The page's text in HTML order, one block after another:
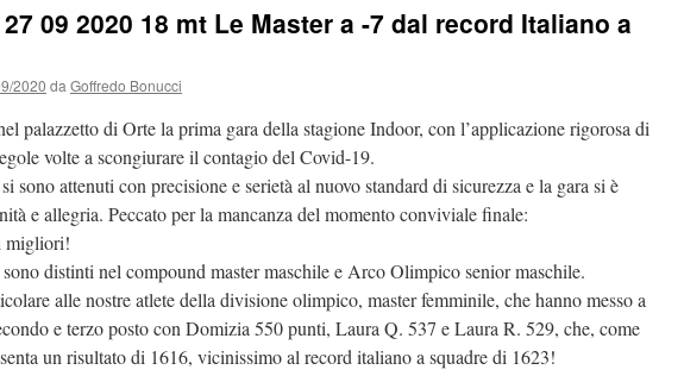
09 2020 18 mt Le Master a -7 dal record Italiano a
2020 da Goffredo Bonucci
palazzetto di Orte la prima gara della stagione Indoor, con l’applicazione rigorosa di
volte a scongiurare il contagio del Covid-19.
sono attenuti con precisione e serietà al nuovo standard di sicurezza e la gara si è
e allegria. Peccato per la mancanza del momento conviviale finale:
migliori!
distinti nel compound master maschile e Arco Olimpico senior maschile.
alle nostre atlete della divisione olimpico, master femminile, che hanno messo a
e terzo posto con Domizia 550 punti, Laura Q. 537 e Laura R. 529, che, come
un risultato di 1616, vicinissimo al record italiano a squadre di 1623!